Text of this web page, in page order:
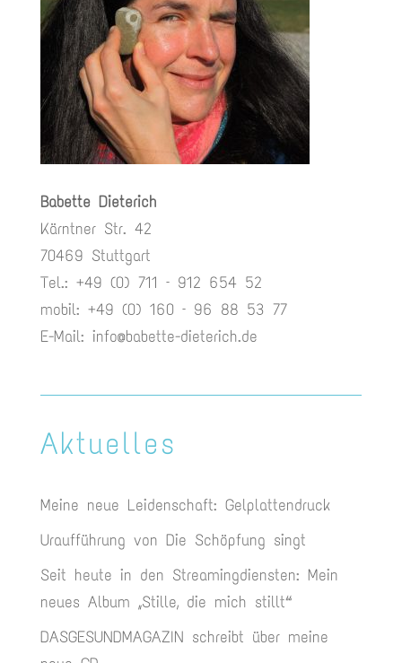
Babette Dieterich
Kärntner Str. 42
70469 Stuttgart
Tel.: +49 (0) 711 – 912 654 52
mobil: +49 (0) 160 – 96 88 53 77
E-Mail: info@babette-dieterich.de
Aktuelles
Meine neue Leidenschaft: Gelplattendruck
Uraufführung von Die Schöpfung singt
Seit heute in den Streamingdiensten: Mein
neues Album „Stille, die mich stillt“
DASGESUNDMAGAZIN schreibt über meine